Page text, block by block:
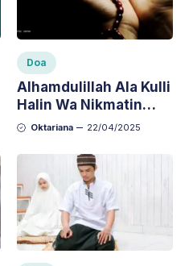
Doa
Alhamdulillah Ala Kulli
Halin Wa Nikmatin
Artinya dan
Kehidupan Sehari-hari
Oktariana 22/04/2025